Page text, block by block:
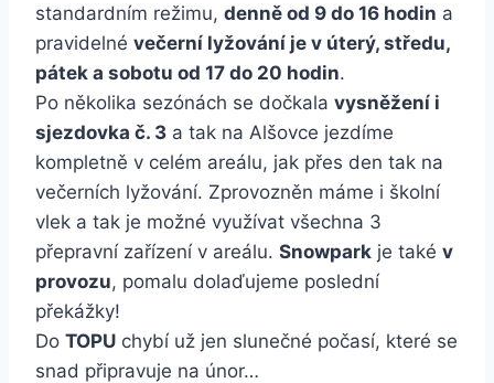
standardním režimu, denně od 9 do 16 hodin a
pravidelné večerní lyžování je v úterý, středu,
pátek a sobotu od 17 do 20 hodin.
Po několika sezónách se dočkala vysněžení i
sjezdovka č. 3 a tak na Alšovce jezdíme
kompletně v celém areálu, jak přes den tak na
večerních lyžování. Zprovozněn máme i školní
vlek a tak je možné využívat všechna 3
přepravní zařízení v areálu. Snowpark je také v
provozu, pomalu dolaďujeme poslední
překážky!
Do TOPU chybí už jen slunečné počasí, které se
snad připravuje na únor…